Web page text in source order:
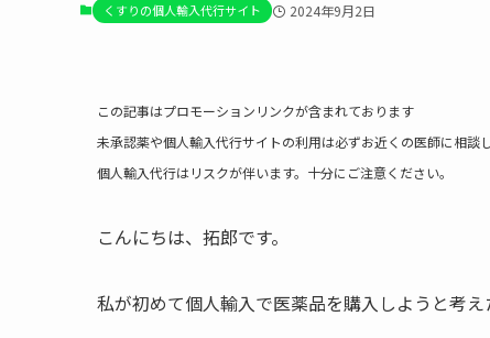
くすりの個人輸入代行サイト 2024年9月2日
この記事はプロモーションリンクが含まれております
未承認薬や個人輸入代行サイトの利用は必ずお近くの医師に相談
個人輸入代行はリスクが伴います。十分にご注意ください。
こんにちは、拓郎です。
私が初めて個人輸入で医薬品を購入しようと考